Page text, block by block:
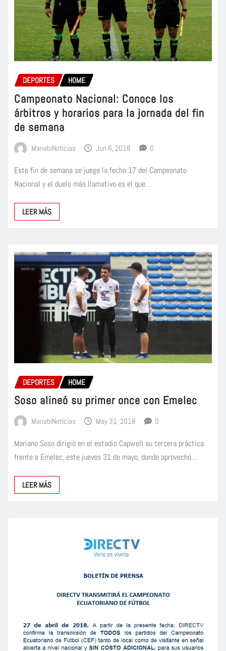
DEPORTES HOME
Campeonato Nacional: Conoce los
árbitros y horarios para la jornada del fin
de semana
ManabiNoticias Jun 6, 2018 0
Este fin de semana se juega la fecha 17 del Campeonato
Nacional y el duelo más llamativo es el que…
LEER MÁS
DEPORTES HOME
Soso alineó su primer once con Emelec
ManabiNoticias May 31, 2018 0
Mariano Soso dirigió en el estadio Capwell su tercera práctica
frente a Emelec, este jueves 31 de mayo, donde aprovechó…
LEER MÁS